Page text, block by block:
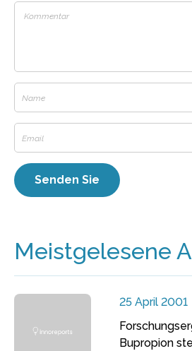
Meistgelesene
25 April 2001
Bupropion